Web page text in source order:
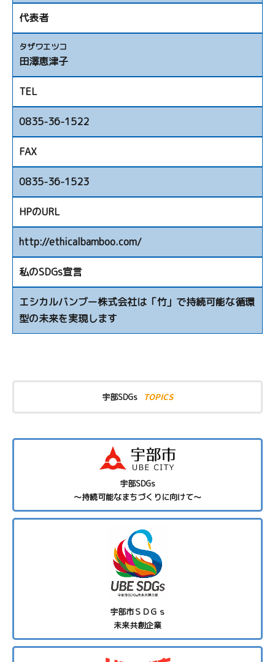
代表者
タザワエツコ
田澤恵津子
TEL
0835-36-1522
FAX
0835-36-1523
HPのURL
http://ethicalbamboo.com/
私のSDGs宣言
エシカルバンブー株式会社は「竹」で持続可能な循環
型の未来を実現します
宇部SDGs TOPICS
宇部SDGs
～持続可能なまちづくりに向けて～
宇部市ＳＤＧｓ
未来共創企業